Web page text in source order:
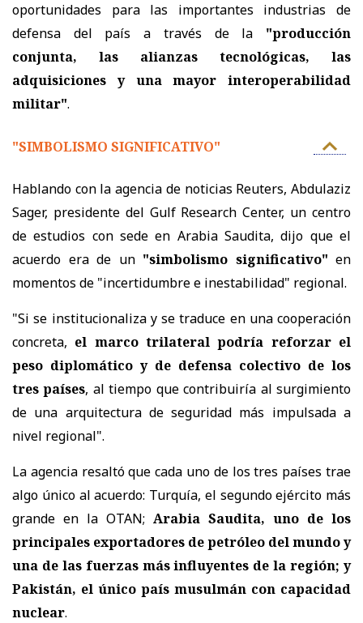
oportunidades para las importantes industrias de
defensa del país a través de la "producción
conjunta, las alianzas tecnológicas, las
adquisiciones y una mayor interoperabilidad
militar".
"SIMBOLISMO SIGNIFICATIVO"
Hablando con la agencia de noticias Reuters, Abdulaziz
Sager, presidente del Gulf Research Center, un centro
de estudios con sede en Arabia Saudita, dijo que el
acuerdo era de un "simbolismo significativo" en
momentos de "incertidumbre e inestabilidad" regional.
"Si se institucionaliza y se traduce en una cooperación
concreta, el marco trilateral podría reforzar el
peso diplomático y de defensa colectivo de los
tres países, al tiempo que contribuiría al surgimiento
de una arquitectura de seguridad más impulsada a
nivel regional".
La agencia resaltó que cada uno de los tres países trae
algo único al acuerdo: Turquía, el segundo ejército más
grande en la OTAN; Arabia Saudita, uno de los
principales exportadores de petróleo del mundo y
una de las fuerzas más influyentes de la región; y
Pakistán, el único país musulmán con capacidad
nuclear.